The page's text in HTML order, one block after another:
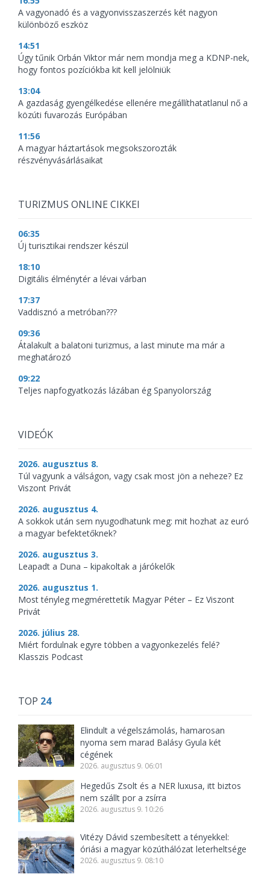
A vagyonadó és a vagyonvisszaszerzés két nagyon
különböző eszköz
14:51
Úgy tűnik Orbán Viktor már nem mondja meg a KDNP-nek,
hogy fontos pozíciókba kit kell jelölniük
13:04
A gazdaság gyengélkedése ellenére megállíthatatlanul nő a
közúti fuvarozás Európában
11:56
A magyar háztartások megsokszorozták
részvényvásárlásaikat
TURIZMUS ONLINE CIKKEI
06:35
Új turisztikai rendszer készül
18:10
Digitális élménytér a lévai várban
17:37
Vaddisznó a metróban???
09:36
Átalakult a balatoni turizmus, a last minute ma már a
meghatározó
09:22
Teljes napfogyatkozás lázában ég Spanyolország
VIDEÓK
2026. augusztus 8.
Túl vagyunk a válságon, vagy csak most jön a neheze? Ez
Viszont Privát
2026. augusztus 4.
A sokkok után sem nyugodhatunk meg: mit hozhat az euró
a magyar befektetőknek?
2026. augusztus 3.
Leapadt a Duna – kipakoltak a járókelők
2026. augusztus 1.
Most tényleg megmérettetik Magyar Péter – Ez Viszont
Privát
2026. július 28.
Miért fordulnak egyre többen a vagyonkezelés felé?
Klasszis Podcast
TOP 24
Elindult a végelszámolás, hamarosan
nyoma sem marad Balásy Gyula két
cégének
2026. augusztus 9. 06:01
Hegedűs Zsolt és a NER luxusa, itt biztos
nem szállt por a zsírra
2026. augusztus 9. 10:26
Vitézy Dávid szembesített a tényekkel:
óriási a magyar közúthálózat leterheltsége
2026. augusztus 9. 08:10